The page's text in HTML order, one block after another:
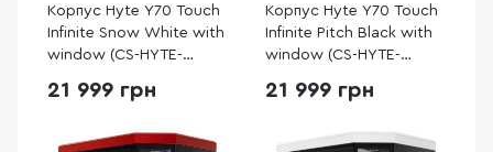
Корпус Hyte Y70 Touch
Infinite Snow White with
window (CS-HYTE-
21 999 грн
Корпус Hyte Y70 Touch
Infinite Pitch Black with
window (CS-HYTE-
21 999 грн